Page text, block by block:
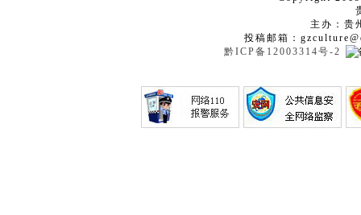
主办：贵
投稿邮箱：
黔ICP备12003314号-2